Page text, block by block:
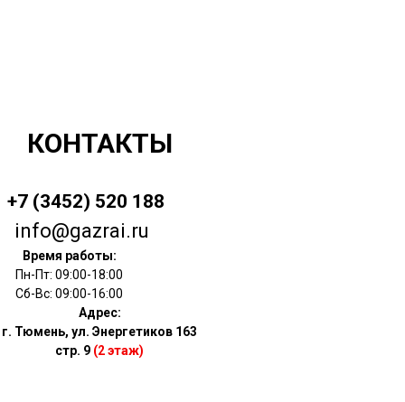
КОНТАКТЫ
+7 (3452) 520 188
info@gazrai.ru
Время работы:
Пн-Пт: 09:00-18:00
Сб-Вс: 09:00-16:00
Адрес:
г. Тюмень, ул. Энергетиков 163
стр. 9 (2 этаж)